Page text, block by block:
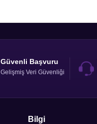
Güvenli Başvuru
Gelişmiş Veri Güvenliği
Bilgi